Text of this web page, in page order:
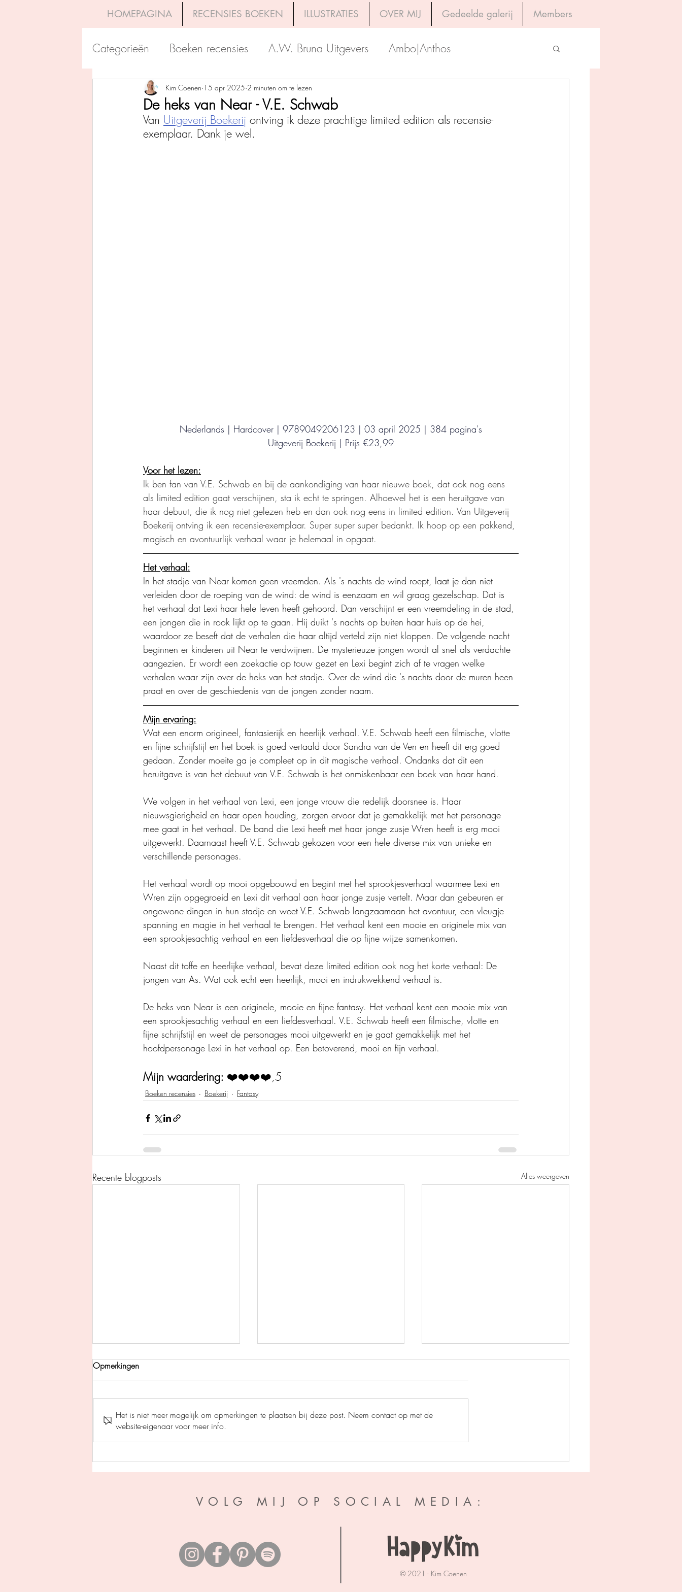
HOMEPAGINA RECENSIES BOEKEN ILLUSTRATIES OVER MIJ Gedeelde galerij Members
Categorieën Boeken recensies A.W. Bruna Uitgevers Ambo|Anthos
Uitgeverij Pelckmans Boekerij Uitgeverij Luitingh-Sijthoff
Overamstel Uitgevers Godijn Publishing Kosmos Uitgevers
De heks van Near - V.E. Schwab
Kim Coenen 15 apr 2025 2 minuten om te lezen
Van Uitgeverij Boekerij ontving ik deze prachtige limited edition als recensie-
exemplaar. Dank je wel.
Nederlands | Hardcover | 9789049206123 | 03 april 2025 | 384 pagina's
Uitgeverij Boekerij | Prijs €23,99
Voor het lezen:
Ik ben fan van V.E. Schwab en bij de aankondiging van haar nieuwe boek, dat ook nog eens
als limited edition gaat verschijnen, sta ik echt te springen. Alhoewel het is een heruitgave van
haar debuut, die ik nog niet gelezen heb en dan ook nog eens in limited edition. Van Uitgeverij
Boekerij ontving ik een recensie-exemplaar. Super super super bedankt. Ik hoop op een pakkend,
magisch en avontuurlijk verhaal waar je helemaal in opgaat.
Het verhaal:
In het stadje van Near komen geen vreemden. Als 's nachts de wind roept, laat je dan niet
verleiden door de roeping van de wind: de wind is eenzaam en wil graag gezelschap. Dat is
het verhaal dat Lexi haar hele leven heeft gehoord. Dan verschijnt er een vreemdeling in de stad,
een jongen die in rook lijkt op te gaan. Hij duikt 's nachts op buiten haar huis op de hei,
waardoor ze beseft dat de verhalen die haar altijd verteld zijn niet kloppen. De volgende nacht
beginnen er kinderen uit Near te verdwijnen. De mysterieuze jongen wordt al snel als verdachte
aangezien. Er wordt een zoekactie op touw gezet en Lexi begint zich af te vragen welke
verhalen waar zijn over de heks van het stadje. Over de wind die 's nachts door de muren heen
praat en over de geschiedenis van de jongen zonder naam.
Mijn ervaring:
Wat een enorm origineel, fantasierijk en heerlijk verhaal. V.E. Schwab heeft een filmische, vlotte
en fijne schrijfstijl en het boek is goed vertaald door Sandra van de Ven en heeft dit erg goed
gedaan. Zonder moeite ga je compleet op in dit magische verhaal. Ondanks dat dit een
heruitgave is van het debuut van V.E. Schwab is het onmiskenbaar een boek van haar hand.
We volgen in het verhaal van Lexi, een jonge vrouw die redelijk doorsnee is. Haar
nieuwsgierigheid en haar open houding, zorgen ervoor dat je gemakkelijk met het personage
mee gaat in het verhaal. De band die Lexi heeft met haar jonge zusje Wren heeft is erg mooi
uitgewerkt. Daarnaast heeft V.E. Schwab gekozen voor een hele diverse mix van unieke en
verschillende personages.
Het verhaal wordt op mooi opgebouwd en begint met het sprookjesverhaal waarmee Lexi en
Wren zijn opgegroeid en Lexi dit verhaal aan haar jonge zusje vertelt. Maar dan gebeuren er
ongewone dingen in hun stadje en weet V.E. Schwab langzaamaan het avontuur, een vleugje
spanning en magie in het verhaal te brengen. Het verhaal kent een mooie en originele mix van
een sprookjesachtig verhaal en een liefdesverhaal die op fijne wijze samenkomen.
Naast dit toffe en heerlijke verhaal, bevat deze limited edition ook nog het korte verhaal: De
jongen van As. Wat ook echt een heerlijk, mooi en indrukwekkend verhaal is.
De heks van Near is een originele, mooie en fijne fantasy. Het verhaal kent een mooie mix van
een sprookjesachtig verhaal en een liefdesverhaal. V.E. Schwab heeft een filmische, vlotte en
fijne schrijfstijl en weet de personages mooi uitgewerkt en je gaat gemakkelijk met het
hoofdpersonage Lexi in het verhaal op. Een betoverend, mooi en fijn verhaal.
Mijn waardering: ❤️❤️❤️❤️,5
Boeken recensies Boekerij Fantasy
Recente blogposts Alles weergeven
De razende race - Ben
Aftermyth 1 - De doos van
Opmerkingen
Het is niet meer mogelijk om opmerkingen te plaatsen bij deze post. Neem contact op met de
website-eigenaar voor meer info.
VOLG MIJ OP SOCIAL MEDIA:
© 2021 - Kim Coenen